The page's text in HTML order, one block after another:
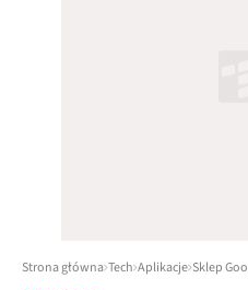
Strona główna Tech Aplikacje